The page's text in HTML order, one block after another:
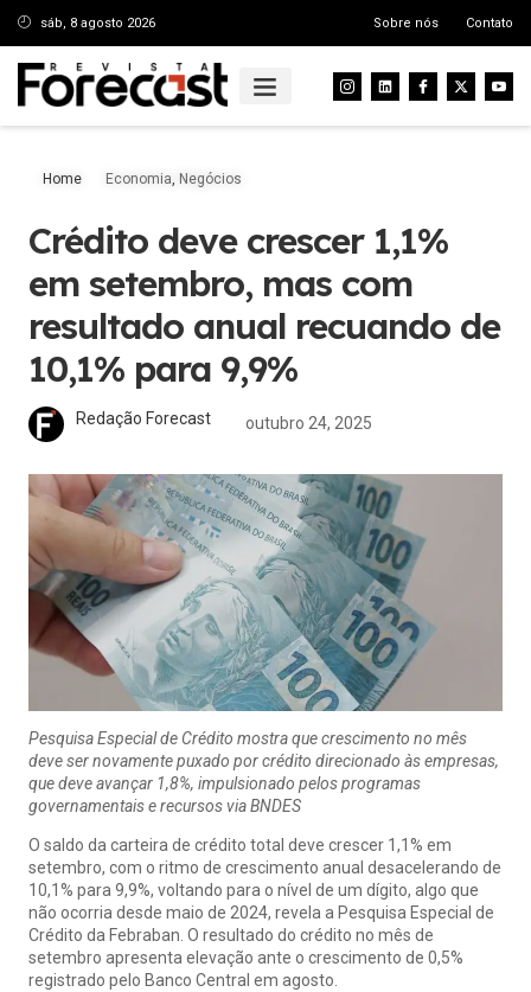
sáb, 8 agosto 2026 Sobre nós Contato
Home Economia, Negócios
Crédito deve crescer 1,1%
em setembro, mas com
resultado anual recuando de
10,1% para 9,9%
Redação Forecast outubro 24, 2025
Pesquisa Especial de Crédito mostra que crescimento no mês
deve ser novamente puxado por crédito direcionado às empresas,
que deve avançar 1,8%, impulsionado pelos programas
governamentais e recursos via BNDES
O saldo da carteira de crédito total deve crescer 1,1% em
setembro, com o ritmo de crescimento anual desacelerando de
10,1% para 9,9%, voltando para o nível de um dígito, algo que
não ocorria desde maio de 2024, revela a Pesquisa Especial de
Crédito da Febraban. O resultado do crédito no mês de
setembro apresenta elevação ante o crescimento de 0,5%
registrado pelo Banco Central em agosto.